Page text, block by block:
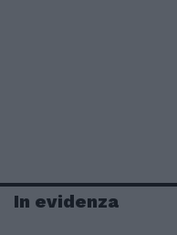
In evidenza